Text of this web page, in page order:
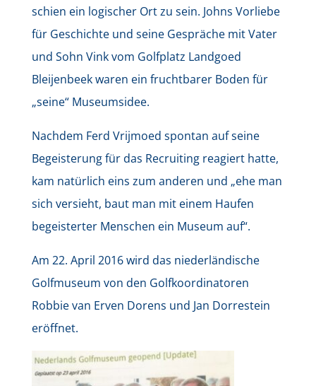
schien ein logischer Ort zu sein. Johns Vorliebe
für Geschichte und seine Gespräche mit Vater
und Sohn Vink vom Golfplatz Landgoed
Bleijenbeek waren ein fruchtbarer Boden für
„seine“ Museumsidee.
Nachdem Ferd Vrijmoed spontan auf seine
Begeisterung für das Recruiting reagiert hatte,
kam natürlich eins zum anderen und „ehe man
sich versieht, baut man mit einem Haufen
begeisterter Menschen ein Museum auf“.
Am 22. April 2016 wird das niederländische
Golfmuseum von den Golfkoordinatoren
Robbie van Erven Dorens und Jan Dorrestein
eröffnet.